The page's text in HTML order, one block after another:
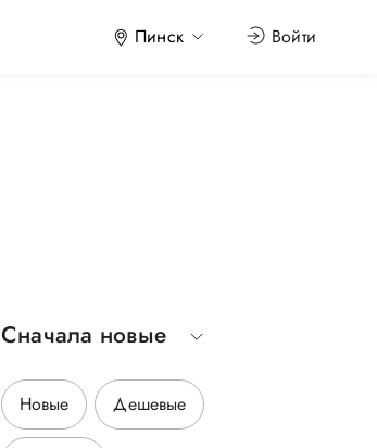
Пинск Войти
Сначала новые
Новые Дешевые